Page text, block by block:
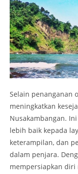
Selain penanganan
meningkatkan
Nusakambangan.
lebih baik kepada
keterampilan, dan
dalam penjara.
mempersiapkan diri